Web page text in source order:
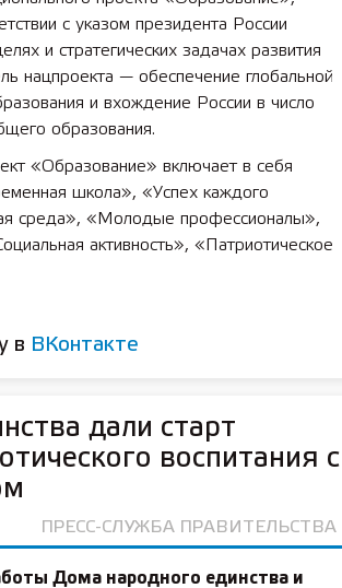
с указом президента России
и стратегических задачах развития
нацпроекта — обеспечение глобальной
и вхождение России в число
образования.
«Образование» включает в себя
школа», «Успех каждого
среда», «Молодые профессионалы»,
активность», «Патриотическое
в ВКонтакте
дали старт
воспитания с
ПРЕСС-СЛУЖБА ПРАВИТЕЛЬСТВА
Дома народного единства и